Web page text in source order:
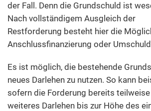
der Fall. Denn die Grundschuld ist
Nach vollständigem Ausgleich der
Restforderung besteht hier die
Anschlussfinanzierung oder
Es ist möglich, die bestehende
neues Darlehen zu nutzen. So kann
sofern die Forderung bereits
weiteres Darlehen bis zur Höhe des